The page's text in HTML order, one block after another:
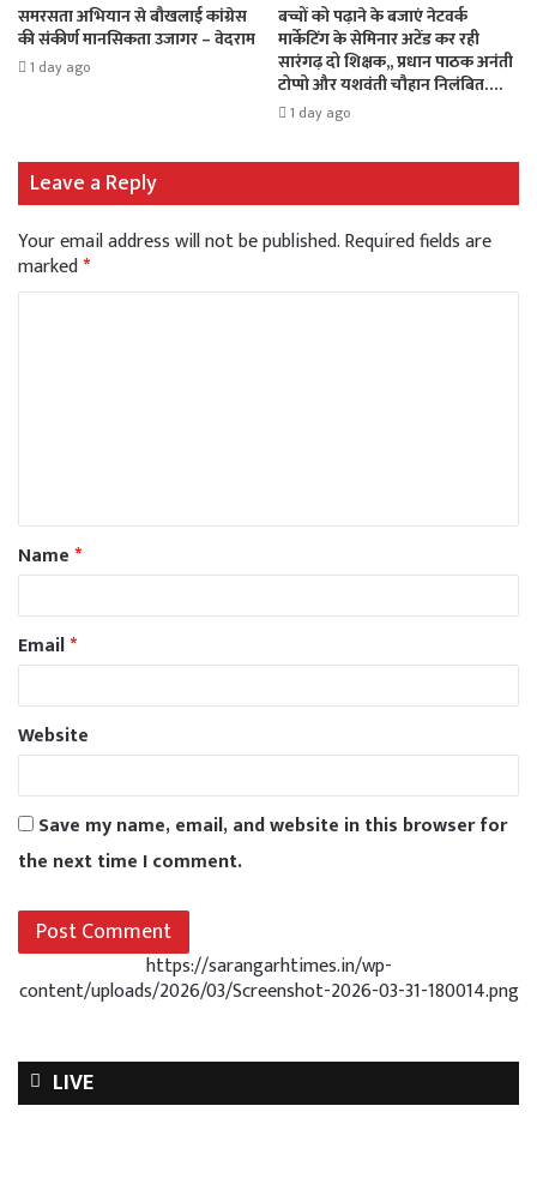
समरसता अभियान से बौखलाई कांग्रेस
की संकीर्ण मानसिकता उजागर – वेदराम
1 day ago
बच्चों को पढ़ाने के बजाएं नेटवर्क
मार्केटिंग के सेमिनार अटेंड कर रही
सारंगढ़ दो शिक्षक,, प्रधान पाठक अनंती
टोप्पो और यशवंती चौहान निलंबित….
1 day ago
Leave a Reply
Your email address will not be published.Required fields are
marked*
Name*
Email*
Website
Save my name, email, and website in this browser for
the next time I comment.
https://sarangarhtimes.in/wp-
content/uploads/2026/03/Screenshot-2026-03-31-180014.png
LIVE